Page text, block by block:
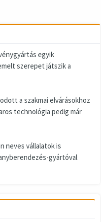
egyik
szerepet játszik a
a szakmai elvárásokhoz
technológia pedig már
neves vállalatok is
gyártóval